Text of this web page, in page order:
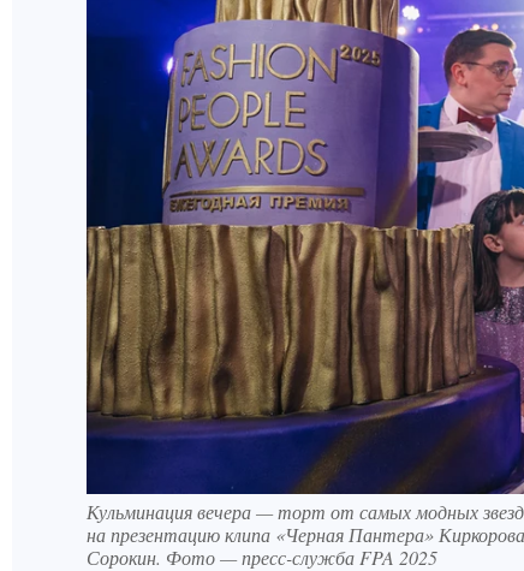
Кульминация вечера — торт от самых модных
на презентацию клипа «Черная Пантера»
Сорокин. Фото — пресс-служба FPA 2025